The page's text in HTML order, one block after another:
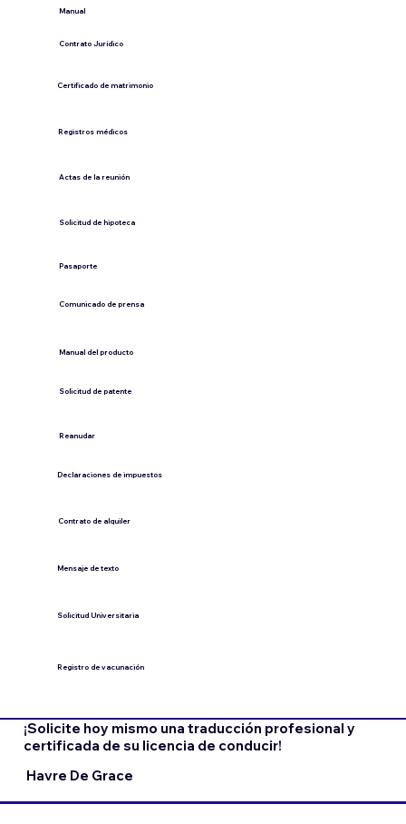
​Manual
​Contrato Jurídico
Certificado de matrimonio
Registros médicos
Actas de la reunión
Solicitud de hipoteca
Pasaporte
Comunicado de prensa
​Manual del producto
​Solicitud de patente
Contrato de alquiler
​Reanudar
Declaraciones de impuestos
​Mensaje de texto
​Solicitud Universitaria
Registro de vacunación
¡Solicite hoy mismo una traducción profesional y
certificada de su licencia de conducir!
Havre De Grace